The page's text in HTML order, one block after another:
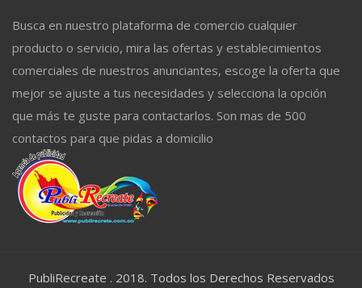
Busca en nuestro plataforma de comercio cualquier
producto o servicio, mira las ofertas y establecimientos
comerciales de nuestros anunciantes, escoge la oferta que
mejor se ajuste a tus necesidades y selecciona la opción
que más te guste para contactarlos. Son mas de 500
contactos para que pidas a domicilio
PubliRecreate . 2018. Todos los Derechos Reservados